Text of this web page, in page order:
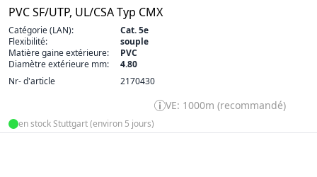
PVC SF/UTP, UL/CSA Typ CMX
Catégorie (LAN):
Cat. 5e
Flexibilité:
souple
Matière gaine extérieure:
PVC
Diamètre extérieure mm:
4.80
Nr- d'article
2170430
VE: 1000m (recommandé)
en stock Stuttgart (environ 5 jours)